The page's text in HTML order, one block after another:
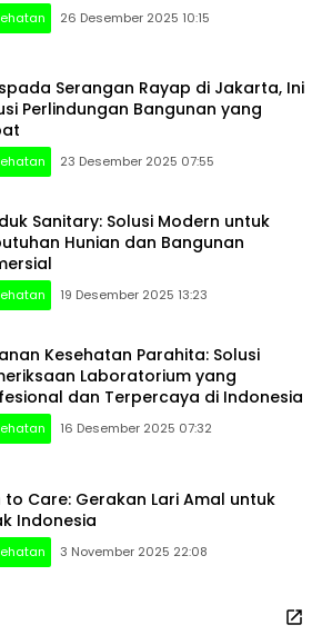
26 Desember 2025 10:15
Serangan Rayap di Jakarta, Ini
Perlindungan Bangunan yang
23 Desember 2025 07:55
Sanitary: Solusi Modern untuk
Hunian dan Bangunan
19 Desember 2025 13:23
Kesehatan Parahita: Solusi
Laboratorium yang
dan Terpercaya di Indonesia
16 Desember 2025 07:32
to Care: Gerakan Lari Amal untuk
Indonesia
3 November 2025 22:08